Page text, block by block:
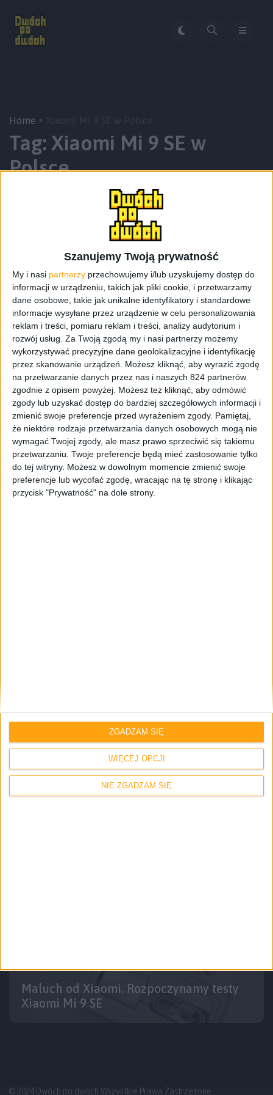
Szanujemy Twoją prywatność
My i nasi partnerzy przechowujemy i/lub uzyskujemy dostęp do
informacji w urządzeniu, takich jak pliki cookie, i przetwarzamy
dane osobowe, takie jak unikalne identyfikatory i standardowe
informacje wysyłane przez urządzenie w celu personalizowania
reklam i treści, pomiaru reklam i treści, analizy audytorium i
rozwój usług. Za Twoją zgodą my i nasi partnerzy możemy
wykorzystywać precyzyjne dane geolokalizacyjne i identyfikację
przez skanowanie urządzeń. Możesz kliknąć, aby wyrazić zgodę
na przetwarzanie danych przez nas i naszych 824 partnerów
zgodnie z opisem powyżej. Możesz też kliknąć, aby odmówić
zgody lub uzyskać dostęp do bardziej szczegółowych informacji i
zmienić swoje preferencje przed wyrażeniem zgody. Pamiętaj,
że niektóre rodzaje przetwarzania danych osobowych mogą nie
wymagać Twojej zgody, ale masz prawo sprzeciwić się takiemu
przetwarzaniu. Twoje preferencje będą mieć zastosowanie tylko
do tej witryny. Możesz w dowolnym momencie zmienić swoje
preferencje lub wycofać zgodę, wracając na tę stronę i klikając
przycisk "Prywatność" na dole strony.
WIĘCEJ OPCJI
NIE ZGADZAM SIĘ
ZGADZAM SIĘ
Home
Tag: Xiaomi Mi 9 SE w
Polsce
Recenzje sprzętu Recenzje Smartfony
Flagowiec w wersji mniejszej. Xiaomi Mi
9 SE – recenzja
Smartfony Tech
Gdzie kupić Xiaomi Mi 9 SE skoro nie ma
Maluch od Xiaomi. Rozpoczynamy testy
Xiaomi Mi 9 SE
© 2024 Dwóch po dwóch Wszystkie Prawa Zastrzeżone